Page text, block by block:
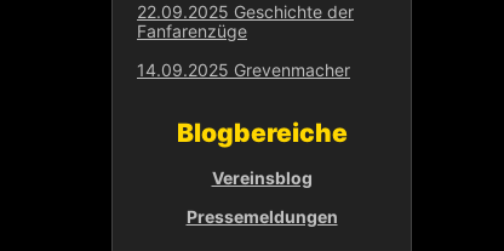
22.09.2025 Geschichte der
Fanfarenzüge
14.09.2025 Grevenmacher
Blogbereiche
Vereinsblog
Pressemeldungen